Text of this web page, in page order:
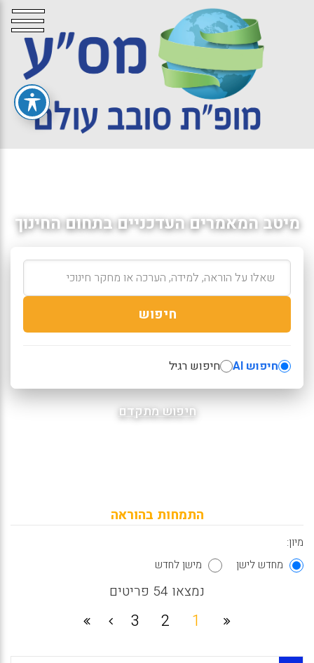
מיטב המאמרים העדכניים בתחום החינוך
חיפוש
חיפוש AI חיפוש רגיל
חיפוש מתקדם
התמחות בהוראה
מיון:
מחדש לישן
מישן לחדש
נמצאו 54 פריטים
1
2
3